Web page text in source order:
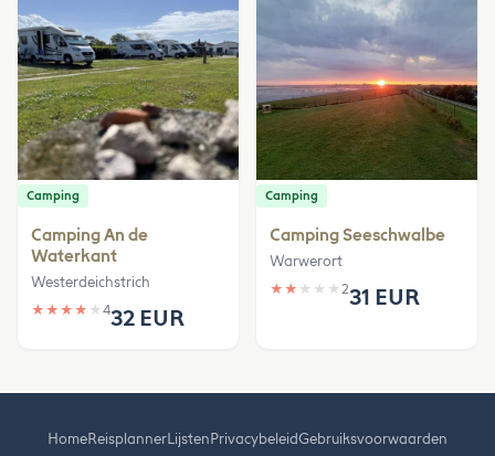
Camping
Camping An de
Waterkant
Westerdeichstrich
★ ★ ★ ★ ★ 432 EUR
Camping
Camping Seeschwalbe
Warwerort
★ ★ ★ ★ ★ 231 EUR
HomeReisplannerLijstenPrivacybeleidGebruiksvoorwaarden